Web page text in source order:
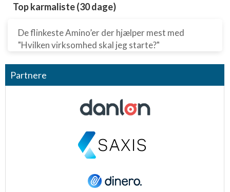
Top karmaliste (30 dage)
De flinkeste Amino’er der hjælper mest med
"Hvilken virksomhed skal jeg starte?"
Partnere